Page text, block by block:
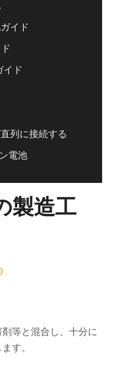
イド
イド
列に接続する
電池
製造工
等と混合し、十分に
す。